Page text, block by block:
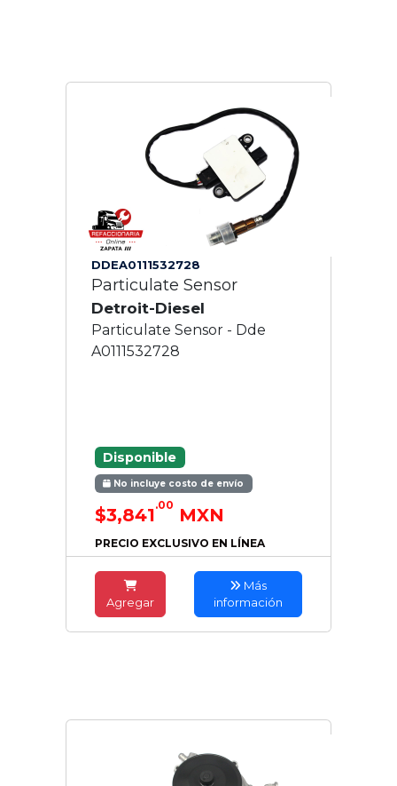
DDEA0111532728
Particulate Sensor
Detroit-Diesel
Particulate Sensor - Dde
A0111532728
Disponible
No incluye costo de envío
$3,841.00 MXN
PRECIO EXCLUSIVO EN LÍNEA
Agregar
Más
información